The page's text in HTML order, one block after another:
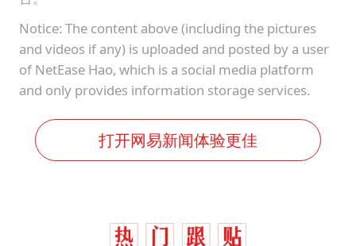
Notice: The content above (including the pictures
and videos if any) is uploaded and posted by a user
of NetEase Hao, which is a social media platform
and only provides information storage services.
打开网易新闻体验更佳